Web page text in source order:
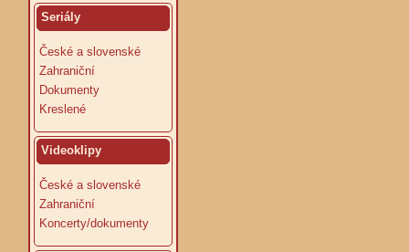
Seriály
České a slovenské
Zahraniční
Dokumenty
Kreslené
Videoklipy
České a slovenské
Zahraniční
Koncerty/dokumenty